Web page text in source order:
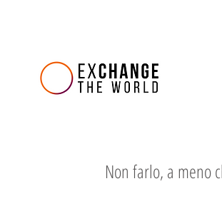
Non farlo, a meno